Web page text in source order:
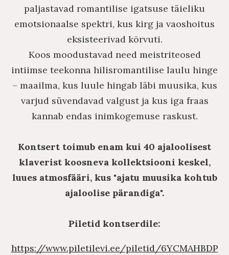
paljastavad romantilise igatsuse täieliku
emotsionaalse spektri, kus kirg ja vaoshoitus
eksisteerivad kõrvuti.
Koos moodustavad need meistriteosed
intiimse teekonna hilisromantilise laulu hinge
– maailma, kus luule hingab läbi muusika, kus
varjud süvendavad valgust ja kus iga fraas
kannab endas inimkogemuse raskust.
Kontsert toimub enam kui 40 ajaloolisest
klaverist koosneva kollektsiooni keskel,
luues atmosfääri, kus "ajatu muusika kohtub
ajaloolise pärandiga".
Piletid kontserdile:
https://www.piletilevi.ee/piletid/6YCMAHBDP